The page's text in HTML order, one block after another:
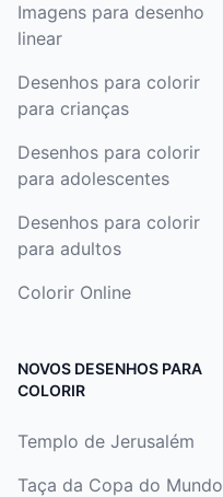
Imagens para desenho
linear
Desenhos para colorir
para crianças
Desenhos para colorir
para adolescentes
Desenhos para colorir
para adultos
Colorir Online
NOVOS DESENHOS PARA
COLORIR
Templo de Jerusalém
Taça da Copa do Mundo